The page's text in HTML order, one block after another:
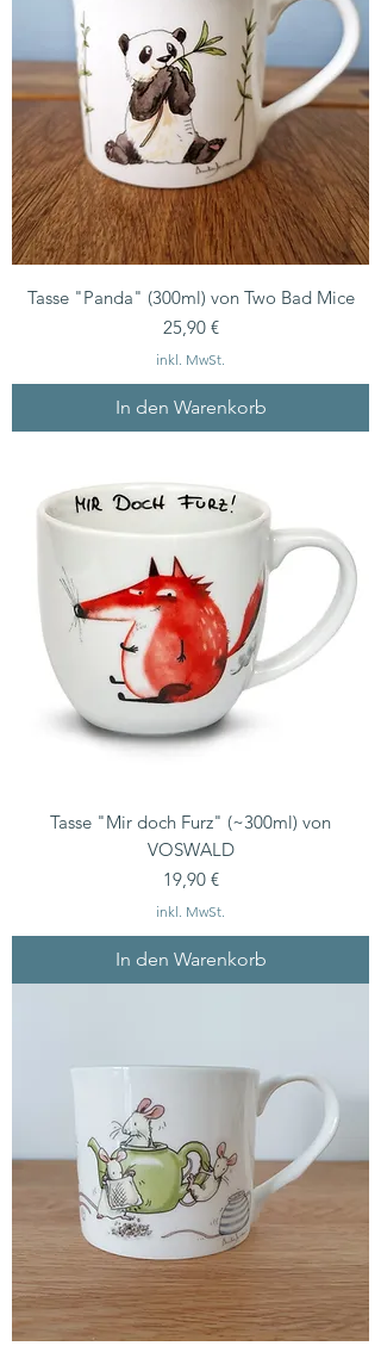
Tasse "Panda" (300ml) von Two Bad Mice
Preis
25,90 €
inkl. MwSt.
In den Warenkorb
Tasse "Mir doch Furz" (~300ml) von
VOSWALD
Preis
19,90 €
inkl. MwSt.
In den Warenkorb